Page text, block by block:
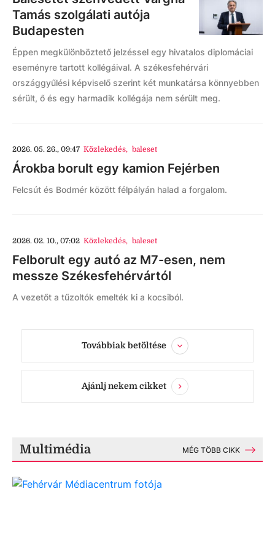
Tamás szolgálati autója
Budapesten
Éppen megkülönböztető jelzéssel egy hivatalos diplomáciai
eseményre tartott kollégáival. A székesfehérvári
országgyűlési képviselő szerint két munkatársa könnyebben
sérült, ő és egy harmadik kollégája nem sérült meg.
2026. 05. 26., 09:47 Közlekedés, baleset
Árokba borult egy kamion Fejérben
Felcsút és Bodmér között félpályán halad a forgalom.
2026. 02. 10., 07:02 Közlekedés, baleset
Felborult egy autó az M7-esen, nem
messze Székesfehérvártól
A vezetőt a tűzoltók emelték ki a kocsiból.
Továbbiak betöltése
Ajánlj nekem cikket
Multimédia MÉG TÖBB CIKK